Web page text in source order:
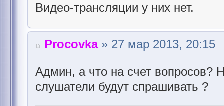
Видео-трансляции у них нет.
Procovka» 27 мар 2013, 20:15
Админ, а что на счет вопросов?
слушатели будут спрашивать ?